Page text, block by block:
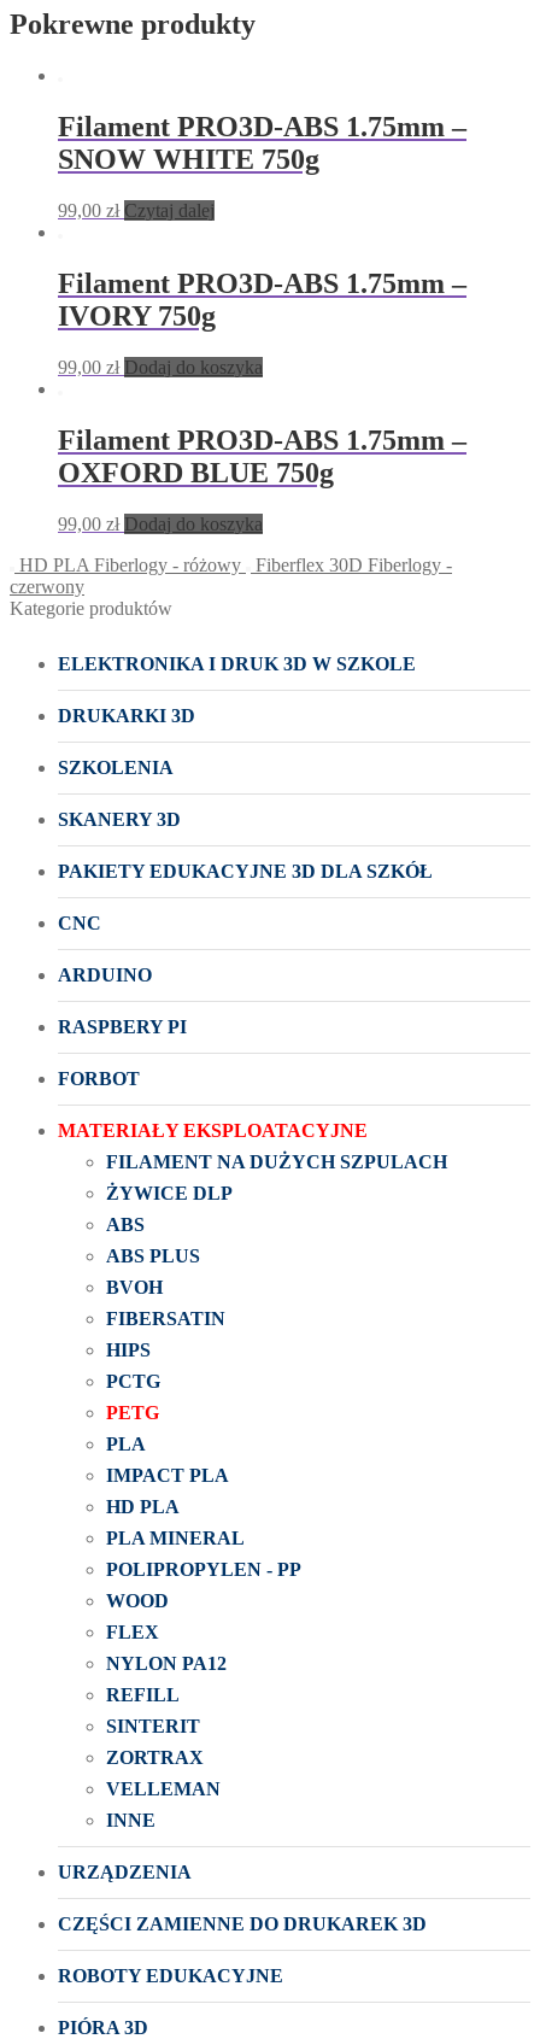
Pokrewne produkty
Filament PRO3D-ABS 1.75mm –
SNOW WHITE 750g
99,00 zł Czytaj dalej
Filament PRO3D-ABS 1.75mm –
IVORY 750g
99,00 zł Dodaj do koszyka
Filament PRO3D-ABS 1.75mm –
OXFORD BLUE 750g
99,00 zł Dodaj do koszyka
HD PLA Fiberlogy - różowy
Fiberflex 30D Fiberlogy -
czerwony
Kategorie produktów
ELEKTRONIKA I DRUK 3D W SZKOLE
DRUKARKI 3D
SZKOLENIA
SKANERY 3D
PAKIETY EDUKACYJNE 3D DLA SZKÓŁ
CNC
ARDUINO
RASPBERY PI
FORBOT
MATERIAŁY EKSPLOATACYJNE
FILAMENT NA DUŻYCH SZPULACH
ŻYWICE DLP
ABS
ABS PLUS
BVOH
FIBERSATIN
HIPS
PCTG
PETG
PLA
IMPACT PLA
HD PLA
PLA MINERAL
POLIPROPYLEN - PP
WOOD
FLEX
NYLON PA12
REFILL
SINTERIT
ZORTRAX
VELLEMAN
INNE
URZĄDZENIA
CZĘŚCI ZAMIENNE DO DRUKAREK 3D
ROBOTY EDUKACYJNE
PIÓRA 3D